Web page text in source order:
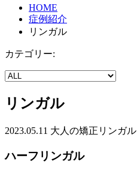
HOME
症例紹介
リンガル
カテゴリー:
リンガル
2023.05.11 大人の矯正 リンガル
ハーフリンガル